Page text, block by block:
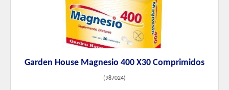
Garden House Magnesio 400 X30 Comprimidos
(987024)